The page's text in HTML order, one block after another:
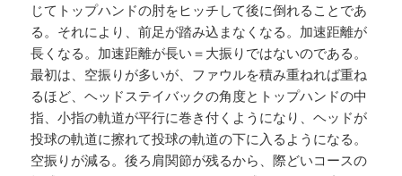
じてトップハンドの肘をヒッチして後に倒れることであ
る。それにより、前足が踏み込まなくなる。加速距離が
長くなる。加速距離が長い＝大振りではないのである。
最初は、空振りが多いが、ファウルを積み重ねれば重ね
るほど、ヘッドステイバックの角度とトップハンドの中
指、小指の軌道が平行に巻き付くようになり、ヘッドが
投球の軌道に擦れて投球の軌道の下に入るようになる。
空振りが減る。後ろ肩関節が残るから、際どいコースの